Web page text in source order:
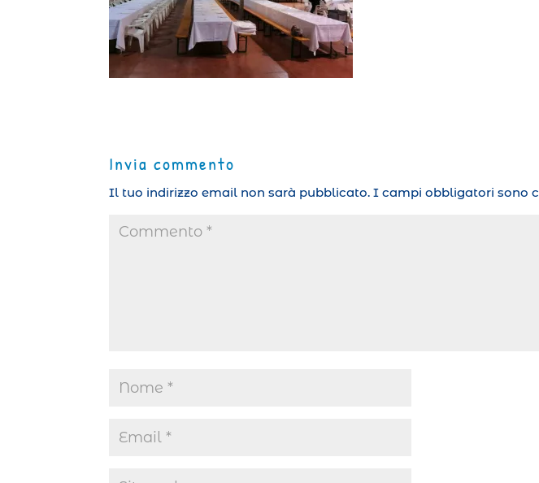
Invia commento
Il tuo indirizzo email non sarà pubblicato. I campi obbligatori sono